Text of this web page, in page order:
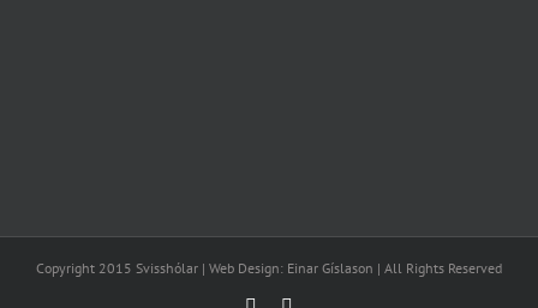
Copyright 2015 Svisshólar | Web Design: Einar Gíslason | All Rights Reserved